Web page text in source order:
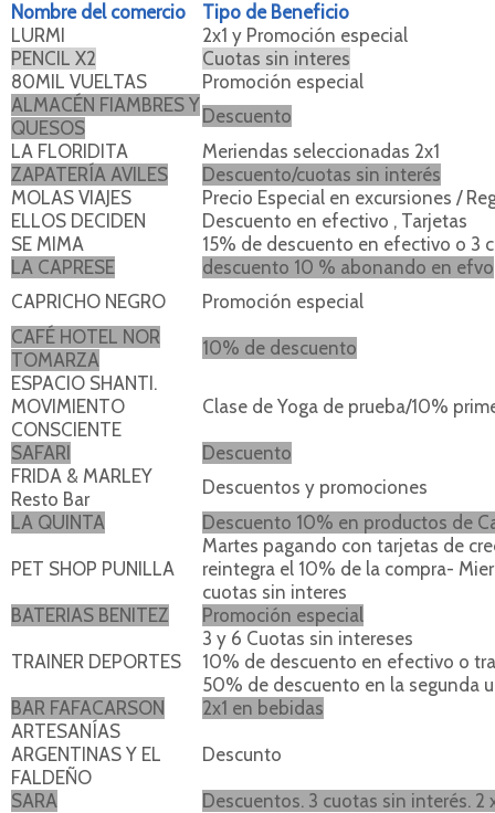
Nombre del comercio
Tipo de Beneficio
LURMI
2x1 y Promoción especial
PENCIL X2
Cuotas sin interes
80MIL VUELTAS
Promoción especial
ALMACÉN FIAMBRES Y
QUESOS
Descuento
LA FLORIDITA
Meriendas seleccionadas 2x1
ZAPATERÍA AVILES
Descuento/cuotas sin interés
MOLAS VIAJES
Precio Especial en excursiones /
ELLOS DECIDEN
Descuento en efectivo , Tarjetas
SE MIMA
15% de descuento en efectivo o 3
LA CAPRESE
descuento 10 % abonando en efvo
CAPRICHO NEGRO
Promoción especial
CAFÉ HOTEL NOR
TOMARZA
10% de descuento
ESPACIO SHANTI.
MOVIMIENTO
CONSCIENTE
Clase de Yoga de prueba/10%
SAFARI
Descuento
FRIDA & MARLEY
Resto Bar
Descuentos y promociones
LA QUINTA
Descuento 10% en productos de
PET SHOP PUNILLA
Martes pagando con tarjetas de
reintegra el 10% de la compra-
cuotas sin interes
BATERIAS BENITEZ
Promoción especial
TRAINER DEPORTES
3 y 6 Cuotas sin intereses
10% de descuento en efectivo o
50% de descuento en la segunda
BAR FAFACARSON
2x1 en bebidas
ARTESANÍAS
ARGENTINAS Y EL
FALDEÑO
Descunto
SARA
Descuentos. 3 cuotas sin interés. 2